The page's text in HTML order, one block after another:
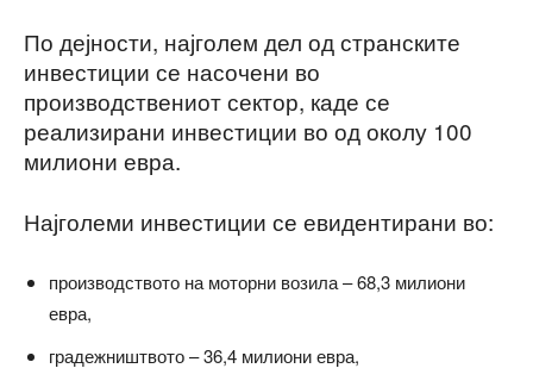
По дејности, најголем дел од странските
инвестиции се насочени во
производствениот сектор, каде се
реализирани инвестиции во од околу 100
милиони евра.
Најголеми инвестиции се евидентирани во:
производството на моторни возила – 68,3 милиони
евра,
градежништвото – 36,4 милиони евра,